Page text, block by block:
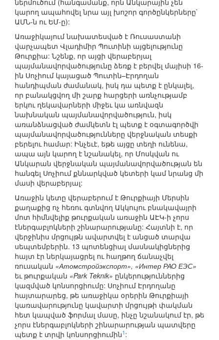
ներմուծում (հանգամանք, որն Անկարային չեն
կարող ապահովել նրա այլ խոշոր գործընկերները`
ԱՄՆ-ն ու ԵՄ-ը):
Առաջիկայում նախատեսված է Ռուսաստանի
վարչապետ Վլադիմիր Պուտինի այցելությունը
Թուրքիա: Նշենք, որ այցի վերաբերյալ
պայմանավորվածությունը ձեռք է բերվել մայիսի 16-
ին Սոչիում կայացած Պուտին–Էրդողան
հանդիպման ժամանակ, իսկ դա պետք է ընկալել,
որ բանակցվող մի շարք հարցերի առնչությամբ
երկու ղեկավարների միջեւ կա առնվազն
նախնական պայմանավորվածություն, իսկ
առանձնացված ժամկետն էլ պետք է օգտագործվի
պայմանավորվածությունները վերջնական տեսքի
բերելու համար: Ինչեւէ, եթե այցը տեղի ունենա,
ապա այն կարող է նշանակել, որ Մոսկվան ու
Անկարան վերջնական պայմանավորվածության են
հանգել Սոչիում քննարկված կետերի կամ նրանց մի
մասի վերաբերյալ:
Առաջին կետը վերաբերում է Թուրքիայի Մերսին
քաղաքից ոչ հեռու գտնվող Ակկույու բնակավայրի
մոտ հիմնվելիք թուրքական առաջին ԱԷԿ-ի չորս
էներգաբլոկների շինարարությանը: Հայտնի է, որ
վերջինիս մրցույթն ավարտվել է անցած տարվա
սեպտեմբերին. 13 պոտենցիալ մասնակիցներից
հայտ էր ներկայացրել ու հաղթող ճանաչվել
ռուսական «Атомстройэкспорт», «Интер РАО ЕЭС»
եւ թուրքական «Park Teknik» ընկերություններից
կազմված կոնսորցիումը: Սոչիում Էրդողանը
հայտարարեց, թե առաջիկա օրերին Թուրքիայի
կառավարությունը կավարտի մրցույթի փակման
հետ կապված ֆորմալ մասը, ինչը նշանակում էր, թե
չորս էներգաբլոկների շինարարության պատվերը
պետք է տրվի կոնսորցիումին1 :